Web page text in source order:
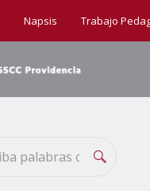
Napsis Trabajo